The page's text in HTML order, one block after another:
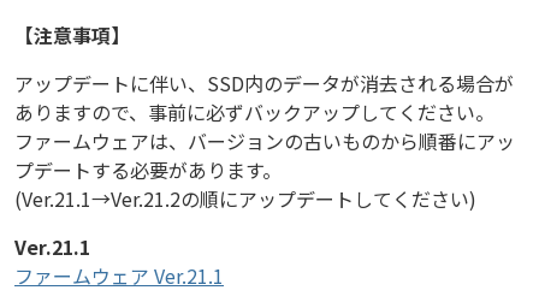
【注意事項】
アップデートに伴い、SSD内のデータが消去される場合が
ありますので、事前に必ずバックアップしてください。
ファームウェアは、バージョンの古いものから順番にアッ
プデートする必要があります。
(Ver.21.1→Ver.21.2の順にアップデートしてください)
Ver.21.1
ファームウェア Ver.21.1